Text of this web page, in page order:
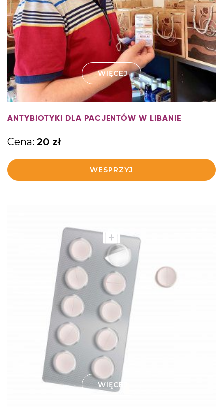
WIĘCEJ
ANTYBIOTYKI DLA PACJENTÓW W LIBANIE
Cena: 20 zł
WESPRZYJ
WIĘCEJ